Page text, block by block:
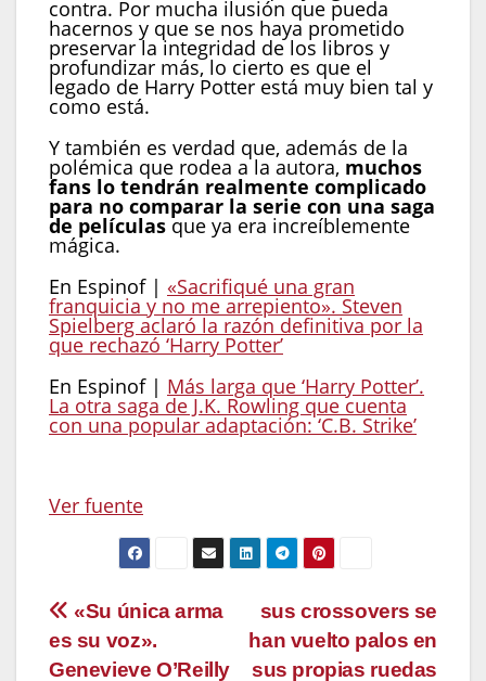
contra. Por mucha ilusión que pueda
hacernos y que se nos haya prometido
preservar la integridad de los libros y
profundizar más, lo cierto es que el
legado de Harry Potter está muy bien tal y
como está.
Y también es verdad que, además de la
polémica que rodea a la autora, muchos
fans lo tendrán realmente complicado
para no comparar la serie con una saga
de películas que ya era increíblemente
mágica.
En Espinof | «Sacrifiqué una gran
franquicia y no me arrepiento». Steven
Spielberg aclaró la razón definitiva por la
que rechazó ‘Harry Potter’
En Espinof | Más larga que ‘Harry Potter’.
La otra saga de J.K. Rowling que cuenta
con una popular adaptación: ‘C.B. Strike’
Ver fuente
Navegación
de
sus crossovers se
han vuelto palos en
sus propias ruedas
«Su única arma
es su voz».
Genevieve O’Reilly